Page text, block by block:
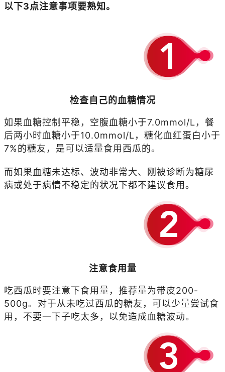
以下3点注意事项要熟知。
检查自己的血糖情况
如果血糖控制平稳，空腹血糖小于7.0mmol/L，餐
后两小时血糖小于10.0mmol/L，糖化血红蛋白小于
7%的糖友，是可以适量食用西瓜的。
而如果血糖未达标、波动非常大、刚被诊断为糖尿
病或处于病情不稳定的状况下都不建议食用。
注意食用量
吃西瓜时要注意下食用量，推荐量为带皮200-
500g。 对于从未吃过西瓜的糖友，可以少量尝试食
用，不要一下子吃太多，以免造成血糖波动。